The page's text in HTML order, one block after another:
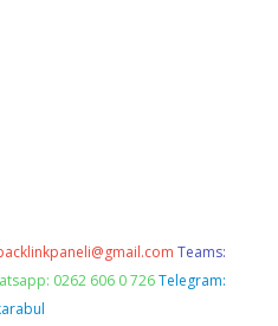
Teams:
0262 606 0 726 Telegram: